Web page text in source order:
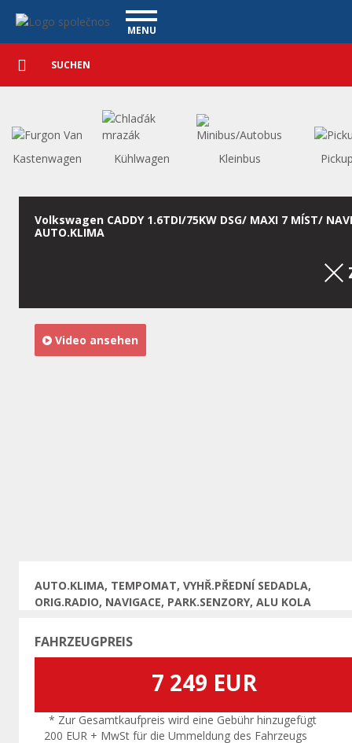
Personenkraftwagen - Vanscentre
Navigace
MENU
NUTZFAHRZEUGE
PERSONENKRAFTWAGEN
WAGENAUSKAUF
WAS BIETEN WIR AN
FINANZIERUNG
UNSERE VIDEOS
Detaillierte
Suche Suchen
Kastenwagen Kühlwagen Kleinbus
Volkswagen CADDY 1.6TDI/75KW DSG/ MAXI 7 MÍST/
AUTO.KLIMA
Video ansehen
AUTO.KLIMA, TEMPOMAT, VYHŘ.PŘEDNÍ SEDADLA,
ORIG.RADIO, NAVIGACE, PARK.SENZORY, ALU KOLA
FAHRZEUGPREIS
7 249 EUR
* Zur Gesamtkaufpreis wird eine Gebühr hinzugefügt
200 EUR + MwSt für die Ummeldung des Fahrzeugs